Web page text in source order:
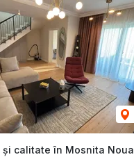
și calitate în Mosnita Noua